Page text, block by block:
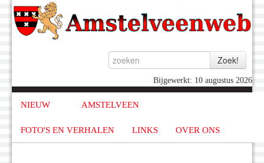
Bijgewerkt: 10 augustus 2026
NIEUW AMSTELVEEN
FOTO'S EN VERHALEN LINKS OVER ONS